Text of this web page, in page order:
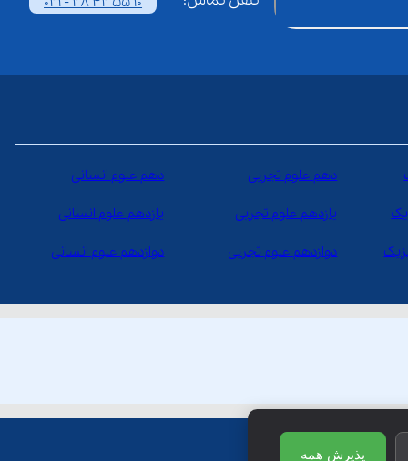
دهم علوم تجربی دهم علوم انسانی
یازدهم علوم تجربی یازدهم علوم انسانی
دوازدهم علوم تجربی دوازدهم علوم انسانی
پذیرش همه